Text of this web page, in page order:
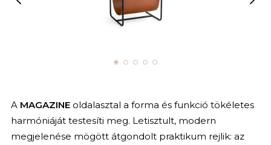
A MAGAZINEoldalasztal a forma és funkció tökéletes
harmóniáját testesíti meg. Letisztult, modern
megjelenése mögött átgondolt praktikum rejlik: az